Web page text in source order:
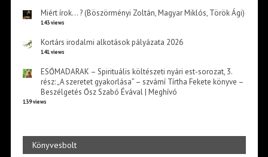
Miért írok… ? (Böszörményi Zoltán, Magyar Miklós, Török Ági)
143 views
Kortárs irodalmi alkotások pályázata 2026
141 views
ESŐMADARAK – Spirituális költészeti nyári est-sorozat, 3.
rész: „A szeretet gyakorlása” – szvámí Tírtha Fekete könyve –
Beszélgetés Ősz Szabó Évával | Meghívó
139 views
Könyvesbolt